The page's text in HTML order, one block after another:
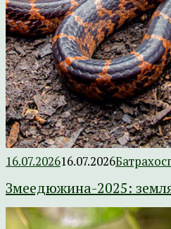
16.07.202616.07.2026
Змеедюжина-2025: